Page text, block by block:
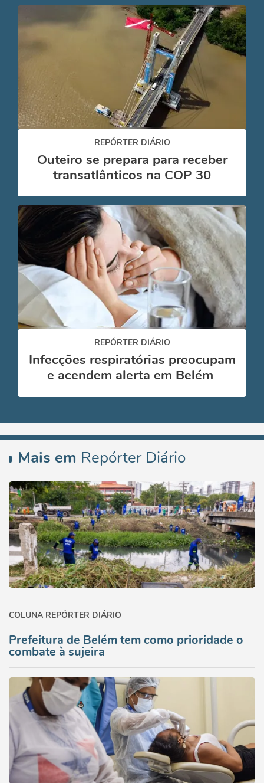
REPÓRTER DIÁRIO
Outeiro se prepara para receber
transatlânticos na COP 30
REPÓRTER DIÁRIO
Infecções respiratórias preocupam
e acendem alerta em Belém
Mais em Repórter Diário
COLUNA REPÓRTER DIÁRIO
Prefeitura de Belém tem como prioridade o
combate à sujeira